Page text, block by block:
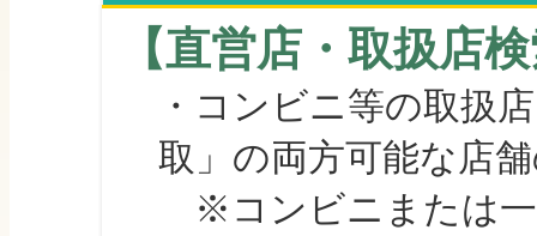
【直営店・取扱店
・コンビニ等の取扱
取」の両方可能な店
※コンビニまたは一